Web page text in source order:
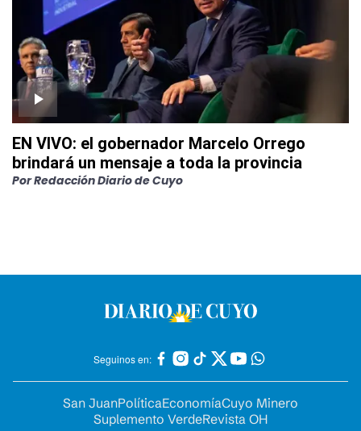
EN VIVO: el gobernador Marcelo Orrego
brindará un mensaje a toda la provincia
PorRedacción Diario de Cuyo
Seguinos en:
San JuanPolíticaEconomíaCuyo Minero
Suplemento VerdeRevista OH